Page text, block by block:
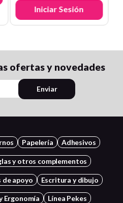
Iniciar Sesión
ofertas y novedades
Enviar
Papelería Adhesivos
y otros complementos
de apoyo Escritura y dibujo
Ergonomía Línea Pekes